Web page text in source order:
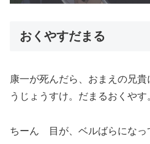
おくやすだまる
康一が死んだら、おまえの兄
うじょうすけ。だまるおくやす
ちーん 目が、ベルばらになっ